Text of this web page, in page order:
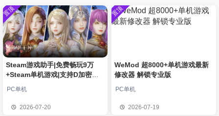
拟机
6）免安装
中文版
SOR）免
安装中文
版
）免安装
中文版
欢迎0**3 加入本站
8月6日
欢迎 c***s 加入本站
8月6日
欢迎V****y 加入本站
欢迎j***j 加入本站
欢迎q********6 加入本站
2小时前
大**颠 签到获取 64 点积分
7小时前
7小时前
8月7日
置顶
Steam游戏助手|免费畅玩9万
+Steam单机游戏|支持D加密以
PC单机
2026-07-20
置顶
WeMod 超8000+单机游戏最新
修改器 解锁专业版
PC单机
2026-07-19